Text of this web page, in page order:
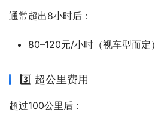
通常超出8小时后：
80–120元/小时（视车型而定）
3️⃣ 超公里费用
超过100公里后：